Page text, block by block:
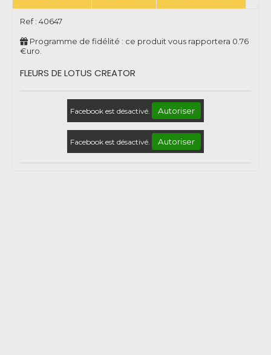
Ref : 40647
Programme de fidélité : ce produit vous rapportera 0.76
€uro.
FLEURS DE LOTUS CREATOR
Facebook est désactivé. Autoriser
Facebook est désactivé. Autoriser